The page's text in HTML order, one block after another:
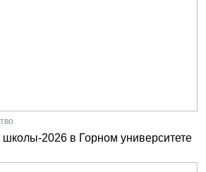
2026 в Горном университете